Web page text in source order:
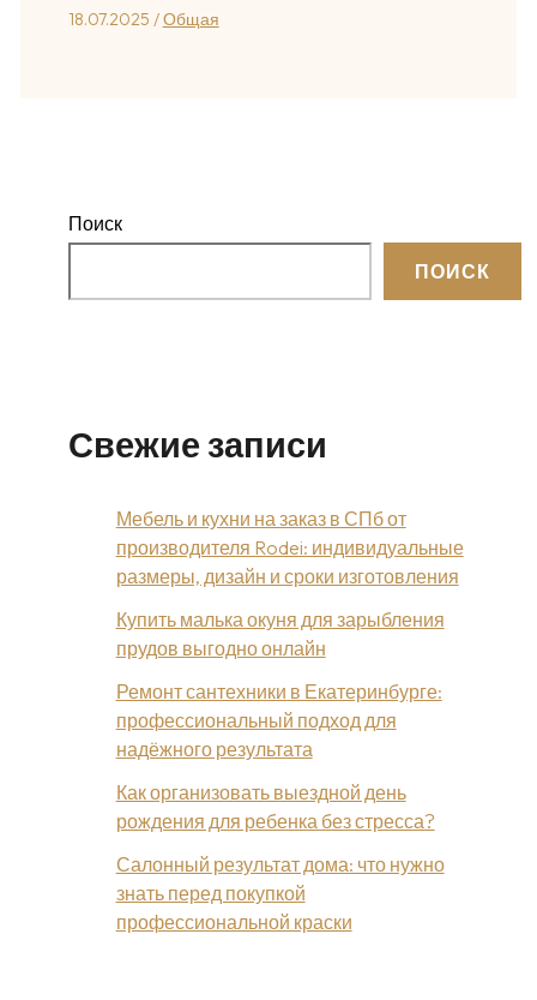
18.07.2025 /Общая
Поиск
ПОИСК
Свежие записи
Мебель и кухни на заказ в СПб от
производителя Rodei: индивидуальные
размеры, дизайн и сроки изготовления
Купить малька окуня для зарыбления
прудов выгодно онлайн
Ремонт сантехники в Екатеринбурге:
профессиональный подход для
надёжного результата
Как организовать выездной день
рождения для ребенка без стресса?
Салонный результат дома: что нужно
знать перед покупкой
профессиональной краски